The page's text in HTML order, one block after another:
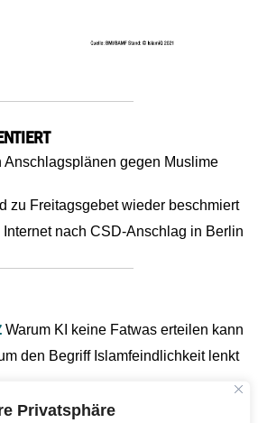
Privatsphäre
gegen Muslime
zu Freitagsgebet wieder beschmiert
nach CSD-Anschlag in Berlin
Warum KI keine Fatwas erteilen kann
den Begriff Islamfeindlichkeit lenkt